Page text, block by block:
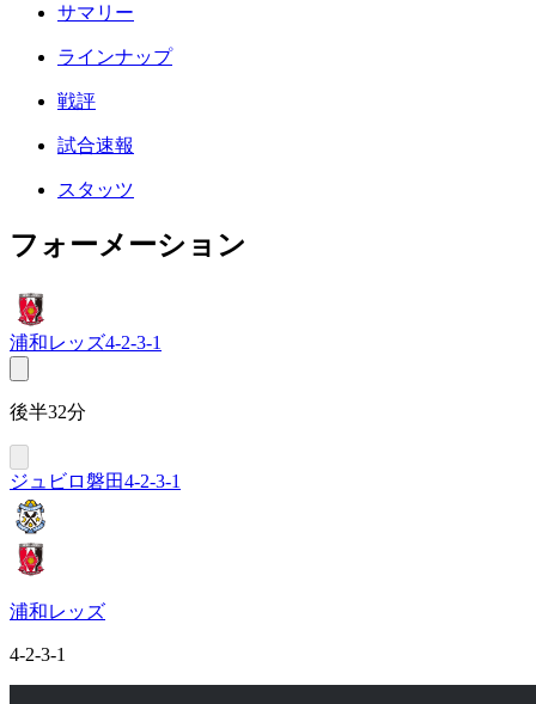
サマリー
ラインナップ
戦評
試合速報
スタッツ
フォーメーション
浦和レッズ4-2-3-1
後半32分
ジュビロ磐田4-2-3-1
浦和レッズ
4-2-3-1